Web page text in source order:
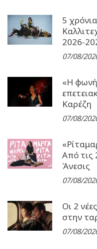
5
2026-
07/08/
«Η φωνή
Καρέζη
07/08/
Από τις
Άνεσις
07/08/
Οι 2
στην
07/08/